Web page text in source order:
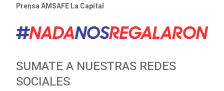
Prensa AMSAFE La Capital
SUMATE A NUESTRAS REDES
SOCIALES